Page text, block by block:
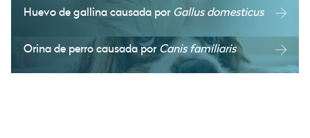
Huevo de gallina causada porGallus domesticus
Orina de perro causada porCanis familiaris